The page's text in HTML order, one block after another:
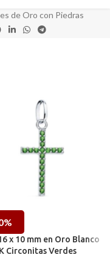
de Oro con Piedras
x 10 mm en Oro Blanco
Circonitas Verdes